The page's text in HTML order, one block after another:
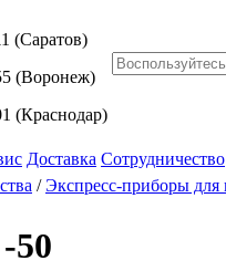
(Саратов)
(Воронеж)
(Краснодар)
Доставка Сотрудничество
/Экспресс-приборы для
50